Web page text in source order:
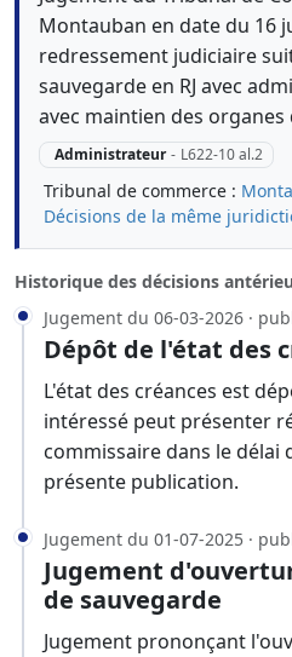
Montauban en date du 16
redressement judiciaire
sauvegarde en RJ avec
avec maintien des organes
Administrateur - L622-10 al.2
Tribunal de commerce :
Décisions de la même
Historique des décisions
Jugement du 06-03-2026 ·
Dépôt de l'état des
L'état des créances est
intéressé peut présenter
commissaire dans le délai
présente publication.
Jugement du 01-07-2025 ·
Jugement
de sauvegarde
Jugement prononçant